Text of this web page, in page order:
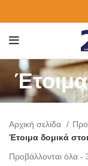
Αρχική σελίδα
Έτοιμα δομικά
Προβάλλονται όλα -